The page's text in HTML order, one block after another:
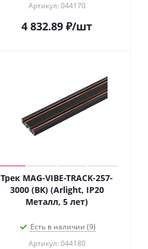
Артикул: 044170
4 832.89 ₽/шт
Трек MAG-VIBE-TRACK-257-
3000 (BK) (Arlight, IP20
Металл, 5 лет)
Есть в наличии (9)
Артикул: 044180